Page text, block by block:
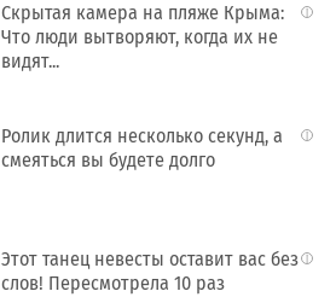
i
Скрытая камера на пляже Крыма:
Что люди вытворяют, когда их не
видят...
i
Ролик длится несколько секунд, а
смеяться вы будете долго
i
Этот танец невесты оставит вас без
слов! Пересмотрела 10 раз